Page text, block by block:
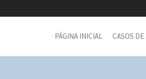
PÁGINA INICIAL CASOS DE